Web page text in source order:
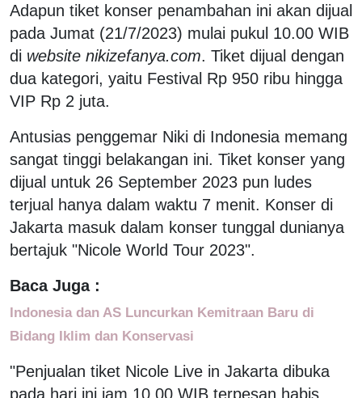
Adapun tiket konser penambahan ini akan dijual
pada Jumat (21/7/2023) mulai pukul 10.00 WIB
di website nikizefanya.com. Tiket dijual dengan
dua kategori, yaitu Festival Rp 950 ribu hingga
VIP Rp 2 juta.
Antusias penggemar Niki di Indonesia memang
sangat tinggi belakangan ini. Tiket konser yang
dijual untuk 26 September 2023 pun ludes
terjual hanya dalam waktu 7 menit. Konser di
Jakarta masuk dalam konser tunggal dunianya
bertajuk "Nicole World Tour 2023".
Baca Juga :
Indonesia dan AS Luncurkan Kemitraan Baru di
Bidang Iklim dan Konservasi
"Penjualan tiket Nicole Live in Jakarta dibuka
pada hari ini jam 10.00 WIB terpesan habis